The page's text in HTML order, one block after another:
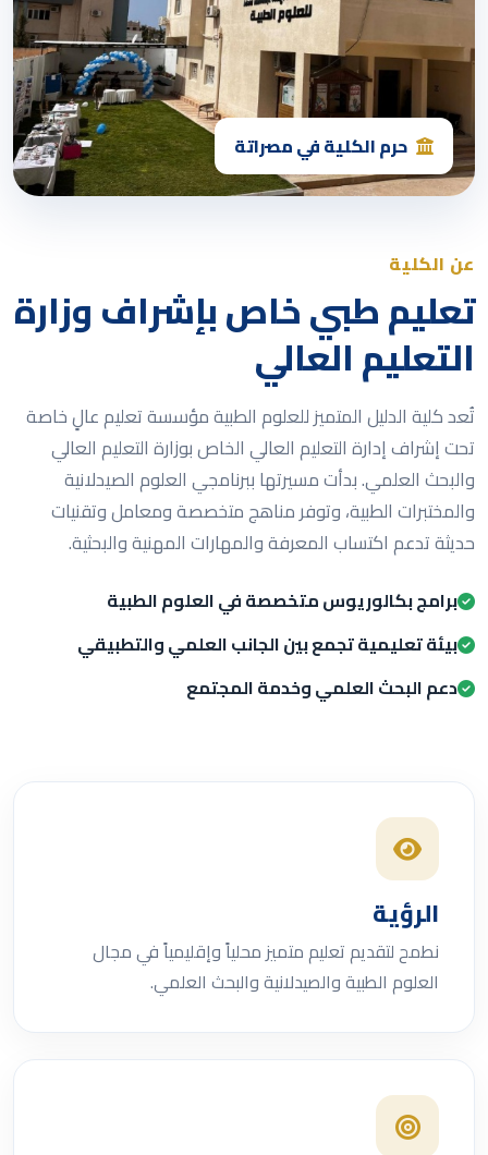
حرم الكلية في مصراتة
عن الكلية
تعليم طبي خاص بإشراف وزارة
التعليم العالي
تُعد كلية الدليل المتميز للعلوم الطبية مؤسسة تعليم عالٍ خاصة
تحت إشراف إدارة التعليم العالي الخاص بوزارة التعليم العالي
والبحث العلمي. بدأت مسيرتها ببرنامجي العلوم الصيدلانية
والمختبرات الطبية، وتوفر مناهج متخصصة ومعامل وتقنيات
حديثة تدعم اكتساب المعرفة والمهارات المهنية والبحثية.
برامج بكالوريوس متخصصة في العلوم الطبية
بيئة تعليمية تجمع بين الجانب العلمي والتطبيقي
دعم البحث العلمي وخدمة المجتمع
الرؤية
نطمح لتقديم تعليم متميز محلياً وإقليمياً في مجال
العلوم الطبية والصيدلانية والبحث العلمي.